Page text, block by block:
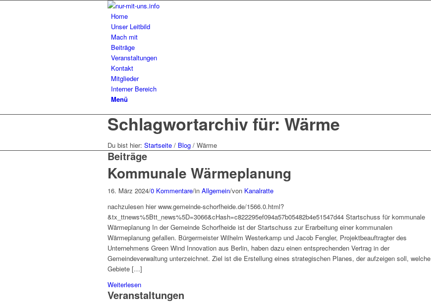
Home
Unser Leitbild
Mach mit
Beiträge
Veranstaltungen
Kontakt
Mitglieder
Interner Bereich
Menü
Schlagwortarchiv für: Wärme
Du bist hier: Startseite / Blog / Wärme
Beiträge
Kommunale Wärmeplanung
16. März 2024/0 Kommentare/in Allgemein/von Kanalratte
nachzulesen hier www.gemeinde-schorfheide.de/1566.0.html?
&tx_ttnews%5Btt_news%5D=3066&cHash=c822295ef094a57b05482b4e51547d44 Startschuss für kommunale
Wärmeplanung In der Gemeinde Schorfheide ist der Startschuss zur Erarbeitung einer kommunalen
Wärmeplanung gefallen. Bürgermeister Wilhelm Westerkamp und Jacob Fengler, Projektbeauftragter des
Unternehmens Green Wind Innovation aus Berlin, haben dazu einen entsprechenden Vertrag in der
Gemeindeverwaltung unterzeichnet. Ziel ist die Erstellung eines strategischen Planes, der aufzeigen soll, welche
Gebiete […]
Weiterlesen
Veranstaltungen